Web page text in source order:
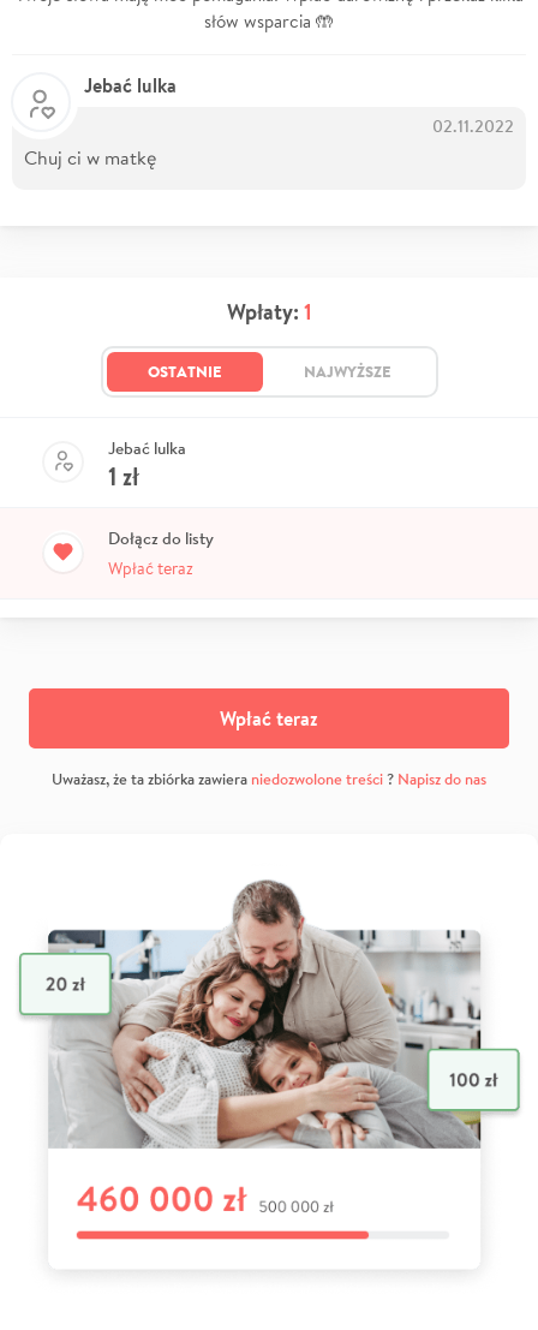
słów wsparcia 🤲
Jebać lulka
02.11.2022
Chuj ci w matkę
Wpłaty: 1
OSTATNIE NAJWYŻSZE
Jebać lulka
1 zł
Dołącz do listy
Wpłać teraz
Wpłać teraz
Uważasz, że ta zbiórka zawiera niedozwolone treści? Napisz do nas